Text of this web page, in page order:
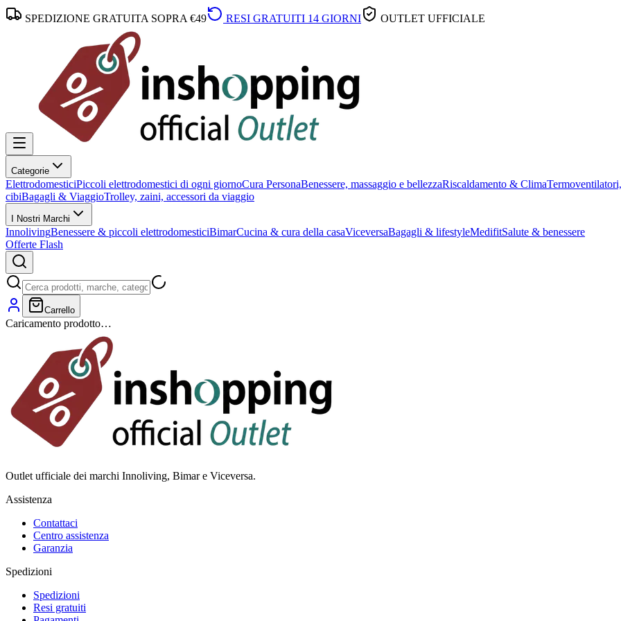
SPEDIZIONE GRATUITA SOPRA €49 RESI GRATUITI 14 GIORNI OUTLET UFFICIALE
Categorie
ElettrodomesticiPiccoli elettrodomestici di ogni giornoCura PersonaBenessere, massaggio e bellezzaRiscaldamento & Clima
cibiBagagli & ViaggioTrolley, zaini, accessori da viaggio
I Nostri Marchi
InnolivingBenessere & piccoli elettrodomesticiBimarCucina & cura della casaViceversaBagagli & lifestyleMedifitSalute & benessere
Offerte Flash
Carrello
Caricamento prodotto…
Outlet ufficiale dei marchi Innoliving, Bimar e Viceversa.
Assistenza
Contattaci
Centro assistenza
Garanzia
Spedizioni
Spedizioni
Resi gratuiti